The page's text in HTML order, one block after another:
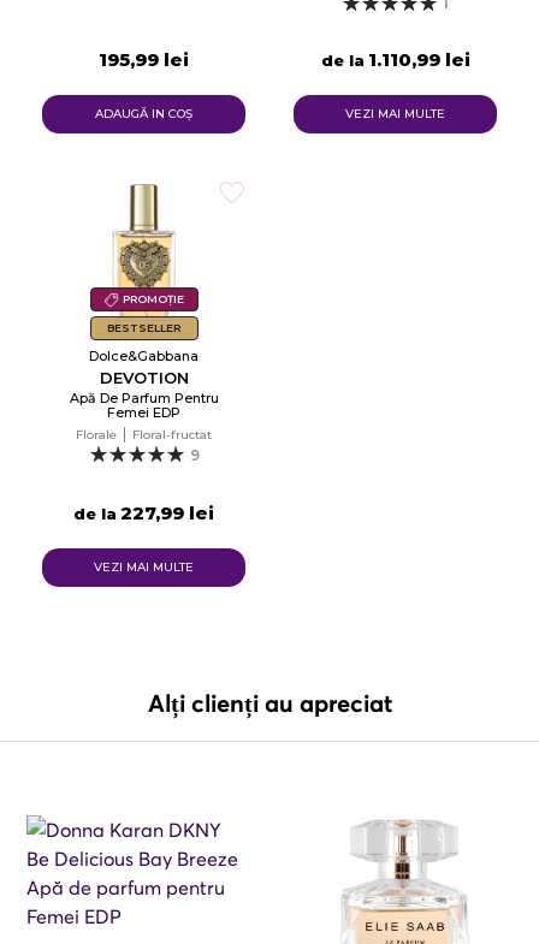
195,99 lei
ADAUGĂ IN COŞ
de la 1.110,99 lei
VEZI MAI MULTE
PROMOȚIE
BESTSELLER
Dolce&Gabbana
DEVOTION
Apă De Parfum Pentru
Femei EDP
Florale Floral-fructat
9
de la 227,99 lei
VEZI MAI MULTE
Alți clienți au apreciat